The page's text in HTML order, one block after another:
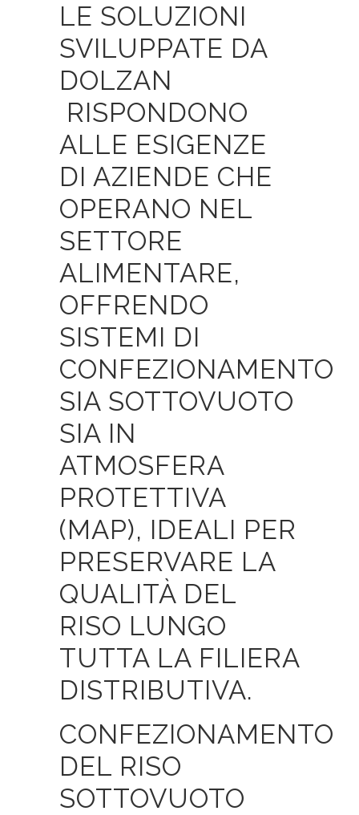
LE SOLUZIONI
SVILUPPATE DA
DOLZAN
RISPONDONO
ALLE ESIGENZE
DI AZIENDE CHE
OPERANO NEL
SETTORE
ALIMENTARE,
OFFRENDO
SISTEMI DI
CONFEZIONAMENTO
SIA SOTTOVUOTO
SIA IN
ATMOSFERA
PROTETTIVA
(MAP), IDEALI PER
PRESERVARE LA
QUALITÀ DEL
RISO LUNGO
TUTTA LA FILIERA
DISTRIBUTIVA.
CONFEZIONAMENTO
DEL RISO
SOTTOVUOTO